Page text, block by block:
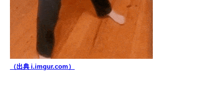
（出典 i.imgur.com）